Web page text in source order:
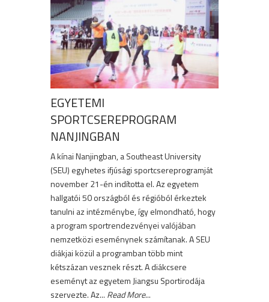
EGYETEMI
SPORTCSEREPROGRAM
NANJINGBAN
A kínai Nanjingban, a Southeast University
(SEU) egyhetes ifjúsági sportcsereprogramját
november 21-én indította el. Az egyetem
hallgatói 50 országból és régióból érkeztek
tanulni az intézménybe, így elmondható, hogy
a program sportrendezvényei valójában
nemzetközi eseménynek számítanak. A SEU
diákjai közül a programban több mint
kétszázan vesznek részt. A diákcsere
eseményt az egyetem Jiangsu Sportirodája
szervezte. Az... Read More...